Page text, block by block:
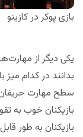
بازی پوکر در کازینو
یکی دیگر از
بدانند در کدام میز
سطح مهارت
بازیکنان خوب به
بازیکنان به طور